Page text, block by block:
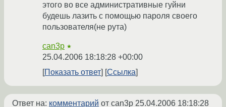
этого во все административные гуйни
будешь лазить с помощью пароля своего
пользователя(не рута)
can3p ★
25.04.2006 18:18:28 +00:00
Показать ответ
Ссылка
Ответ на: комментарий от can3p 25.04.2006 18:18:28